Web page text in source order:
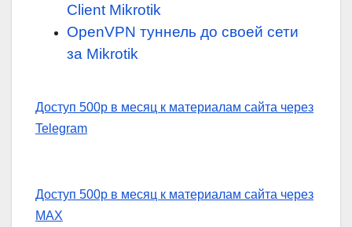
Client Mikrotik
OpenVPN туннель до своей сети
за Mikrotik
Доступ 500р в месяц к материалам сайта через
Telegram
Доступ 500р в месяц к материалам сайта через
MAX